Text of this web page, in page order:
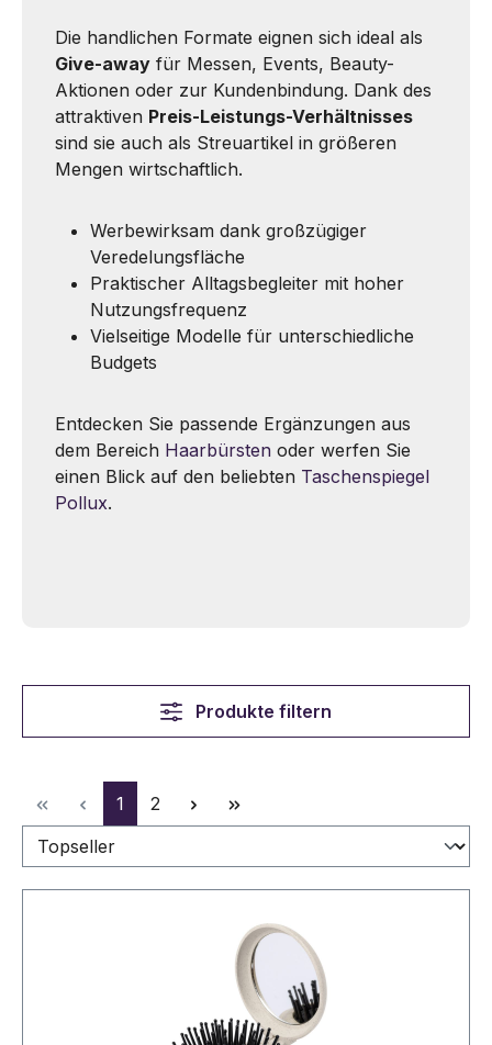
Die handlichen Formate eignen sich ideal als
Give-away für Messen, Events, Beauty-
Aktionen oder zur Kundenbindung. Dank des
attraktiven Preis-Leistungs-Verhältnisses
sind sie auch als Streuartikel in größeren
Mengen wirtschaftlich.
Werbewirksam dank großzügiger
Veredelungsfläche
Praktischer Alltagsbegleiter mit hoher
Nutzungsfrequenz
Vielseitige Modelle für unterschiedliche
Budgets
Entdecken Sie passende Ergänzungen aus
dem Bereich Haarbürsten oder werfen Sie
einen Blick auf den beliebten Taschenspiegel
Pollux.
Produkte filtern
Seite
1 Seite
2